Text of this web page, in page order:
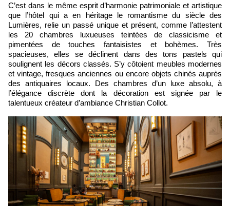
C’est dans le même esprit d’harmonie patrimoniale et artistique
que l’hôtel qui a en héritage le romantisme du siècle des
Lumières, relie un passé unique et présent, comme l’attestent
les 20 chambres luxueuses teintées de classicisme et
pimentées de touches fantaisistes et bohèmes. Très
spacieuses, elles se déclinent dans des tons pastels qui
soulignent les décors classés. S’y côtoient meubles modernes
et vintage, fresques anciennes ou encore objets chinés auprès
des antiquaires locaux. Des chambres d’un luxe absolu, à
l’élégance discrète dont la décoration est signée par le
talentueux créateur d’ambiance Christian Collot.